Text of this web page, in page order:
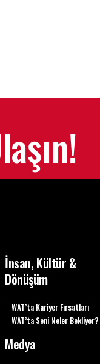
İnsan, Kültür &
Dönüşüm
WAT’ta Kariyer Fırsatları
WAT’ta Seni Neler Bekliyor?
Medya